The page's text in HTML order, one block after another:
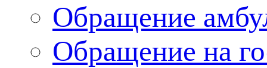
Обращение
Обращение на